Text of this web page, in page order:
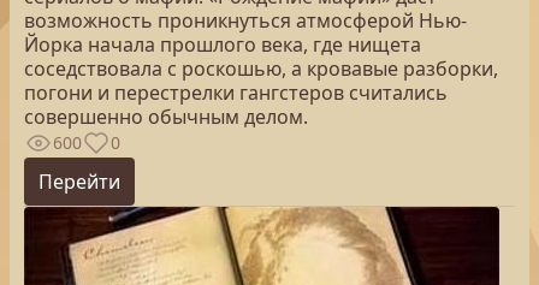
возможность проникнуться атмосферой Нью-
Йорка начала прошлого века, где нищета
соседствовала с роскошью, а кровавые разборки,
погони и перестрелки гангстеров считались
совершенно обычным делом.
600 0
Перейти